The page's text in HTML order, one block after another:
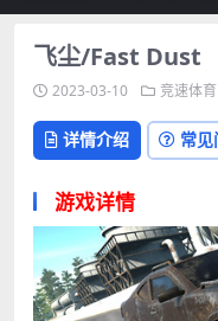
飞尘/Fast Dust
2023-03-10 竞速体育
详情介绍 常见
游戏详情